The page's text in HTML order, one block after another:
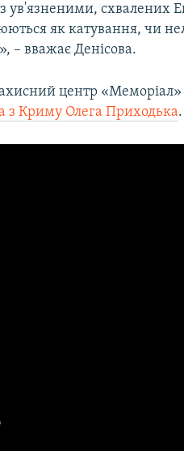
ув'язненими, схвалених
як катування, чи
– вважає Денісова.
центр
з Криму Олега Приходька.